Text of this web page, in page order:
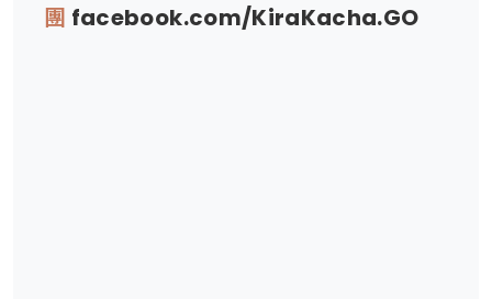
團 facebook.com/KiraKacha.GO